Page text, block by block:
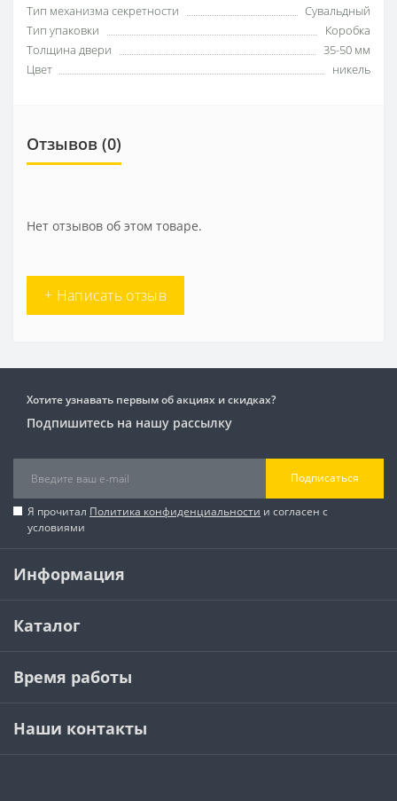
Тип механизма секретности
Сувальдный
Тип упаковки
Коробка
Толщина двери
35-50 мм
Цвет
никель
Отзывов (0)
Нет отзывов об этом товаре.
+ Написать отзыв
Хотите узнавать первым об акциях и скидках?
Подпишитесь на нашу рассылку
Подписаться
Я прочитал Политика конфиденциальности и согласен с
условиями
Информация
Каталог
Время работы
Наши контакты